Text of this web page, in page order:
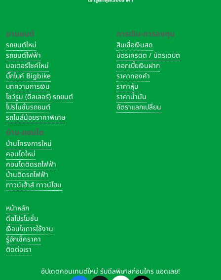
ยานยนต์
รถยนต์ใหม่
รถยนต์ไฟฟ้า
มอเตอร์ไซค์ใหม่
บิ๊กไบค์ Bigbike
บทความการเงิน
โชว์รูม (ดีลเลอร์) รถยนต์
โปรโมชั่นรถยนต์
รถไมล์น้อยราคาพิเศษ
บ้าน-คอนโด
บ้านโครงการใหม่
คอนโดใหม่
คอนโดติดรถไฟฟ้า
บ้านติดรถไฟฟ้า
ทาวน์เฮ้าส์ ทาวน์โฮม
การเงิน-การลงทุน
สินเชื่อเงินสด
บัตรเครดิต / บัตรเดบิต
ดอกเบี้ยเงินฝาก
ราคาทองคำ
ราคาหุ้น
ราคาน้ำมัน
อัตราแลกเปลี่ยน
หน้าหลัก
ดีลโปรโมชั่น
เงื่อนไขการใช้งาน
รู้จักเช็คราคา
ติดต่อเรา
อัปเดตคอนเทนต์ใหม่ รับดีลพิเศษก่อนใคร แอดเลย!